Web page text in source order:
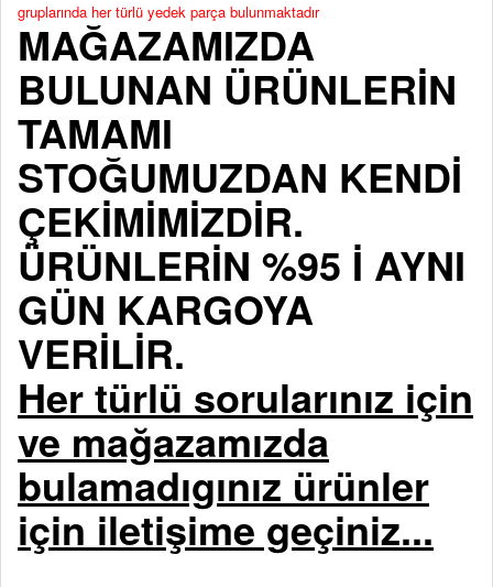
gruplarında her türlü yedek parça bulunmaktadır
MAĞAZAMIZDA
BULUNAN ÜRÜNLERİN
TAMAMI
STOĞUMUZDAN KENDİ
ÇEKİMİMİZDİR.
ÜRÜNLERİN %95 İ AYNI
GÜN KARGOYA
VERİLİR.
Her türlü sorularınız için
ve mağazamızda
bulamadıgınız ürünler
için iletişime geçiniz...